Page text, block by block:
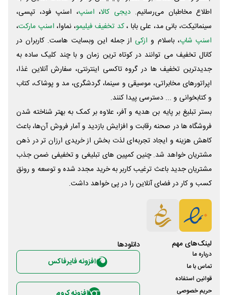
اطلاع مخاطبان می‌رسانیم. دیجی کالا، اسنپ، اسنپ فود، تپسی،
سینماتیکت، بانی مد، علی‌ بابا ،کد تخفیف فیلیمو، نماوا، اسنپ مارکت،
اسنپ شاپ، باسلام و ازکی از جمله این وبسایت ‌هاست. کاربران در
کانال تخفیف می توانند در کوتاه ترین زمان و با چند کلیک ساده به
جدیدترین تخفیف ها در گروه تاکسی اینترنتی، سفارش آنلاین غذا،
اپراتورهای مخابراتی، موسیقی و سینما، گردشگری، مد و پوشاک، کتاب
و کتابخوانی و ... دسترسی پیدا کنند.
بستر تبلیغ بر پایه بن هدیه و آفر، علاوه بر کمک به بهتر شناخته شدن
فروشگاه ها در صحنه رقابت و افزایش بازدید و آمار فروش آن‌ها، باعث
کاهش هزینه و ایجاد تجربه‌ای لذت بخش از خریدی ارزان تر در ذهن
مشتریان خواهد شد. چنین کمپین های تبلیغی و تخفیفی ضمن جذب
مشتریان جدید باعث ترغیب کاربر به خرید مجدد شده و توسعه و رونق
کسب و کار در فضای آنلاین را در پی خواهد داشت.
لینک‌های مهم
درباره ما
تماس با ما
قوانین استفاده
حریم خصوصی
دانلود‌ها
افزونه فایرفاکس